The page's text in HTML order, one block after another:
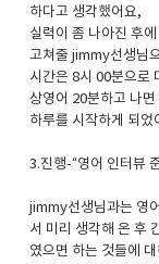
하다고 생각했어요,
실력이 좀 나아진 후
고쳐줄 jimmy선생님
시간은 8시 00분으로
상영어 20분하고 나
하루를 시작하게 되었
3.진행-“영어 인터뷰
jimmy선생님과는 영
서 미리 생각해 온 후
였으면 하는 것들에